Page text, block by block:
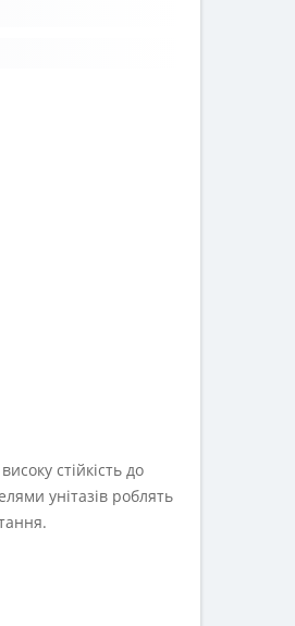
стійкість до
унітазів роблять